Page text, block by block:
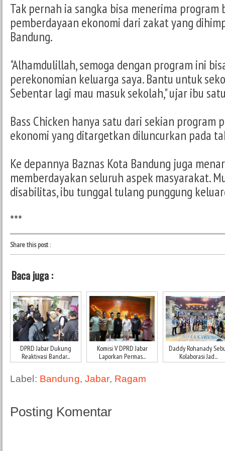
Tak pernah ia sangka bisa menerima program
pemberdayaan ekonomi dari zakat yang
Bandung.
"Alhamdulillah, semoga dengan program ini
perekonomian keluarga saya. Bantu untuk
Sebentar lagi mau masuk sekolah," ujar ibu
Bass Chicken hanya satu dari sekian program
ekonomi yang ditargetkan diluncurkan pada
Ke depannya Baznas Kota Bandung juga
memberdayakan seluruh aspek masyarakat.
disabilitas, ibu tunggal tulang punggung
***
Share this post:
Baca juga :
DPRD Jabar Dukung
Reaktivasi Bandar...
Komisi V DPRD Jabar
Laporkan Permas...
Daddy Rohanady
Kolaborasi Jad...
Label: Bandung, Jabar, Ragam
Posting Komentar